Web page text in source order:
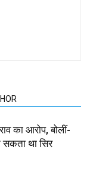
का आरोप, बोलीं-
सकता था सिर